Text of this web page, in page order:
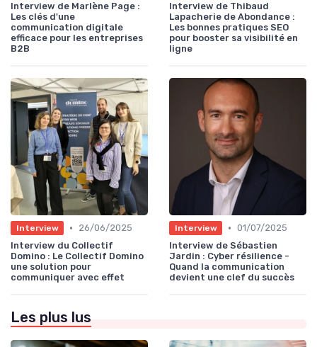
Interview de Marlène Page :
Les clés d'une
communication digitale
efficace pour les entreprises
B2B
Interview de Thibaud
Lapacherie de Abondance :
Les bonnes pratiques SEO
pour booster sa visibilité en
ligne
Interview •
26/06/2025
Interview du Collectif
Domino : Le Collectif Domino
une solution pour
communiquer avec effet
Interview • 01/07/2025
Interview de Sébastien
Jardin : Cyber résilience -
Quand la communication
devient une clef du succès
Les plus lus